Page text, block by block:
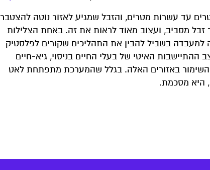
עד עשרות מטרים, והזבל שמגיע לאזור נוטה להצטבר
זבל מסביב, ועצוב מאוד לראות את זה. באחת הצלילות
למעבדה בשביל להבין את התהליכים שקורים לפלסטיק
האיטי של בעלי החיים בניסוי, גיא-חיים
באזורים האלה. בגלל שהמערכת מתפתחת לאט
היא מסכמת.